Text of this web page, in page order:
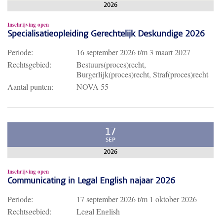
2026
Inschrijving open
Specialisatieopleiding Gerechtelijk Deskundige 2026
Periode: 16 september 2026t/m 3 maart 2027
Rechtsgebied:
Bestuurs(proces)recht,
Burgerlijk(proces)recht, Straf(proces)recht
Aantal punten:
NOVA 55
17
SEP
2026
Inschrijving open
Communicating in Legal English najaar 2026
Periode: 17 september 2026t/m 1 oktober 2026
Rechtsgebied:
Legal English